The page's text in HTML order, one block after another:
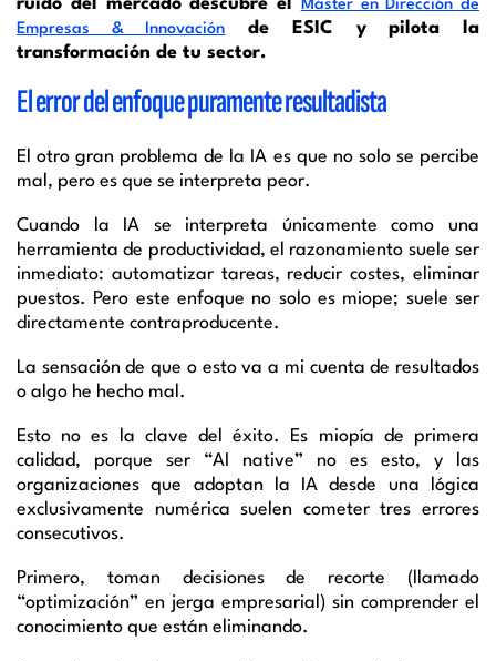
ruido del mercado descubre el Máster en Dirección de
Empresas & Innovación de ESIC y pilota la
transformación de tu sector.
El error del enfoque puramente resultadista
El otro gran problema de la IA es que no solo se percibe
mal, pero es que se interpreta peor.
Cuando la IA se interpreta únicamente como una
herramienta de productividad, el razonamiento suele ser
inmediato: automatizar tareas, reducir costes, eliminar
puestos. Pero este enfoque no solo es miope; suele ser
directamente contraproducente.
La sensación de que o esto va a mi cuenta de resultados
o algo he hecho mal.
Esto no es la clave del éxito. Es miopía de primera
calidad, porque ser “AI native” no es esto, y las
organizaciones que adoptan la IA desde una lógica
exclusivamente numérica suelen cometer tres errores
consecutivos.
Primero, toman decisiones de recorte (llamado
“optimización” en jerga empresarial) sin comprender el
conocimiento que están eliminando.